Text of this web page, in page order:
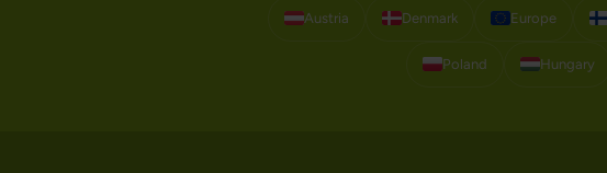
Austria Denmark Europe
Poland Hungary